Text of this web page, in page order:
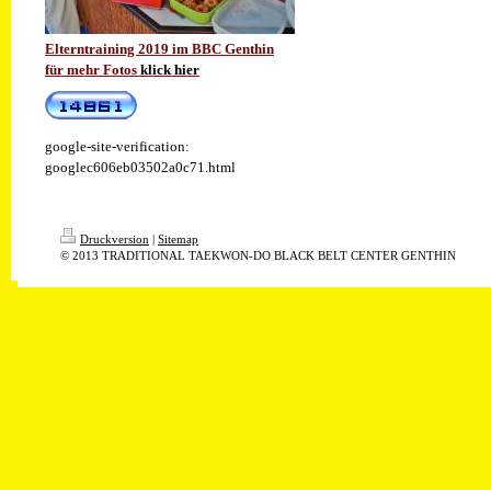
Elterntraining 2019 im BBC Genthin
für mehr Fotos klick hier
google-site-verification:
googlec606eb03502a0c71.html
Druckversion | Sitemap
© 2013 TRADITIONAL TAEKWON-DO BLACK BELT CENTER GENTHIN